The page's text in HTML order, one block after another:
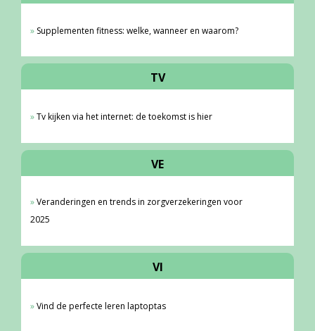
Supplementen fitness: welke, wanneer en waarom?
TV
Tv kijken via het internet: de toekomst is hier
VE
Veranderingen en trends in zorgverzekeringen voor
2025
VI
Vind de perfecte leren laptoptas